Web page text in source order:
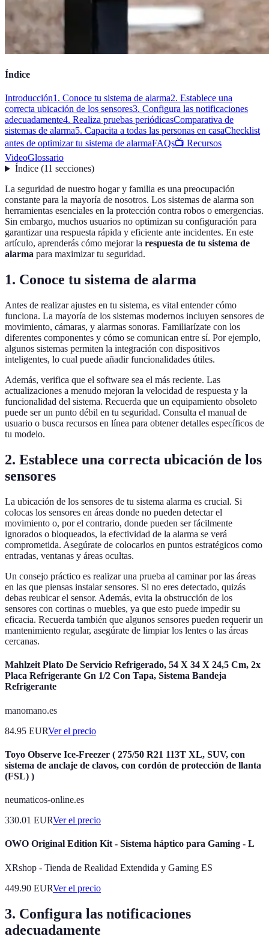
Índice
Introducción1. Conoce tu sistema de alarma2. Establece una
correcta ubicación de los sensores3. Configura las notificaciones
adecuadamente4. Realiza pruebas periódicasComparativa de
sistemas de alarma5. Capacita a todas las personas en casaChecklist
antes de optimizar tu sistema de alarmaFAQs📺 Recursos
VideoGlossario
Índice(11 secciones)
La seguridad de nuestro hogar y familia es una preocupación
constante para la mayoría de nosotros. Los sistemas de alarma son
herramientas esenciales en la protección contra robos o emergencias.
Sin embargo, muchos usuarios no optimizan su configuración para
garantizar una respuesta rápida y eficiente ante incidentes. En este
artículo, aprenderás cómo mejorar la respuesta de tu sistema de
alarma para maximizar tu seguridad.
1. Conoce tu sistema de alarma
Antes de realizar ajustes en tu sistema, es vital entender cómo
funciona. La mayoría de los sistemas modernos incluyen sensores de
movimiento, cámaras, y alarmas sonoras. Familiarízate con los
diferentes componentes y cómo se comunican entre sí. Por ejemplo,
algunos sistemas permiten la integración con dispositivos
inteligentes, lo cual puede añadir funcionalidades útiles.
Además, verifica que el software sea el más reciente. Las
actualizaciones a menudo mejoran la velocidad de respuesta y la
funcionalidad del sistema. Recuerda que un equipamiento obsoleto
puede ser un punto débil en tu seguridad. Consulta el manual de
usuario o busca recursos en línea para obtener detalles específicos de
tu modelo.
2. Establece una correcta ubicación de los
sensores
La ubicación de los sensores de tu sistema alarma es crucial. Si
colocas los sensores en áreas donde no pueden detectar el
movimiento o, por el contrario, donde pueden ser fácilmente
ignorados o bloqueados, la efectividad de la alarma se verá
comprometida. Asegúrate de colocarlos en puntos estratégicos como
entradas, ventanas y áreas ocultas.
Un consejo práctico es realizar una prueba al caminar por las áreas
en las que piensas instalar sensores. Si no eres detectado, quizás
debas reubicar el sensor. Además, evita la obstrucción de los
sensores con cortinas o muebles, ya que esto puede impedir su
eficacia. Recuerda también que algunos sensores pueden requerir un
mantenimiento regular, asegúrate de limpiar los lentes o las áreas
cercanas.
Mahlzeit Plato De Servicio Refrigerado, 54 X 34 X 24,5 Cm, 2x
Placa Refrigerante Gn 1/2 Con Tapa, Sistema Bandeja
Refrigerante
manomano.es
84.95 EURVer el precio
Toyo Observe Ice-Freezer ( 275/50 R21 113T XL, SUV, con
sistema de anclaje de clavos, con cordón de protección de llanta
(FSL) )
neumaticos-online.es
330.01 EURVer el precio
OWO Original Edition Kit - Sistema háptico para Gaming - L
XRshop - Tienda de Realidad Extendida y Gaming ES
449.90 EURVer el precio
3. Configura las notificaciones
adecuadamente